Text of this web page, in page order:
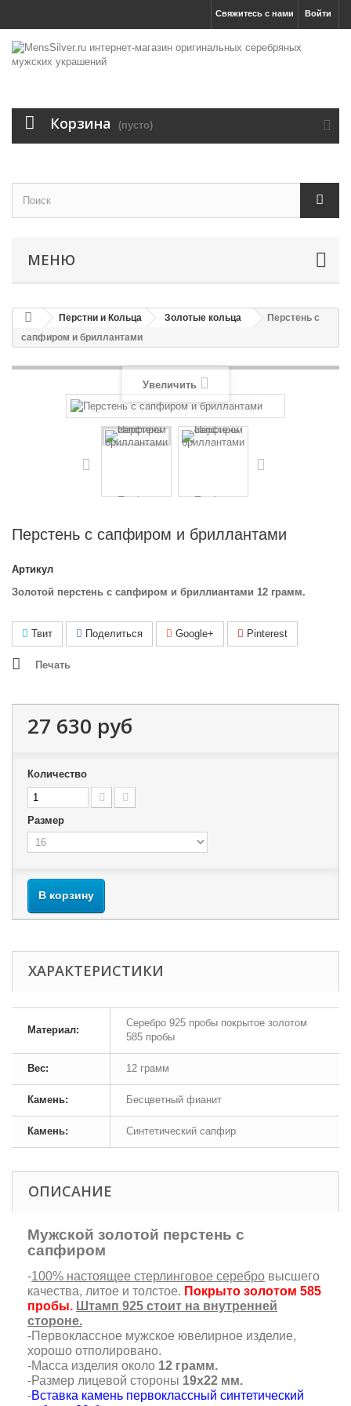
Войти
Свяжитесь с нами
Корзина (пусто)
МЕНЮ
Перстни и Кольца Золотые кольца
Перстень с
сапфиром и бриллантами
Увеличить
Перстень с сапфиром и бриллантами
Артикул
Золотой перстень с сапфиром и бриллиантами 12 грамм.
Твит Поделиться Google+ Pinterest
Печать
27 630 руб
Количество
Размер
В корзину
ХАРАКТЕРИСТИКИ
Материал:
Серебро 925 пробы покрытое золотом
585 пробы
Вес: 12 грамм
Камень: Бесцветный фианит
Камень: Синтетический сапфир
ОПИСАНИЕ
Мужской золотой перстень с
сапфиром
-100% настоящее стерлинговое серебро высшего
качества, литое и толстое. Покрыто золотом 585
пробы. Штамп 925 стоит на внутренней
стороне.
-Первоклассное мужское ювелирное изделие,
хорошо отполировано.
-Масса изделия около 12 грамм.
-Размер лицевой стороны 19х22 мм.
-Вставка камень первоклассный синтетический